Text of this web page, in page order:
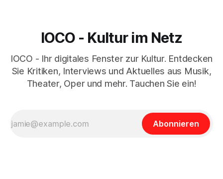
IOCO - Kultur im Netz
IOCO - Ihr digitales Fenster zur Kultur. Entdecken
Sie Kritiken, Interviews und Aktuelles aus Musik,
Theater, Oper und mehr. Tauchen Sie ein!
Abonnieren